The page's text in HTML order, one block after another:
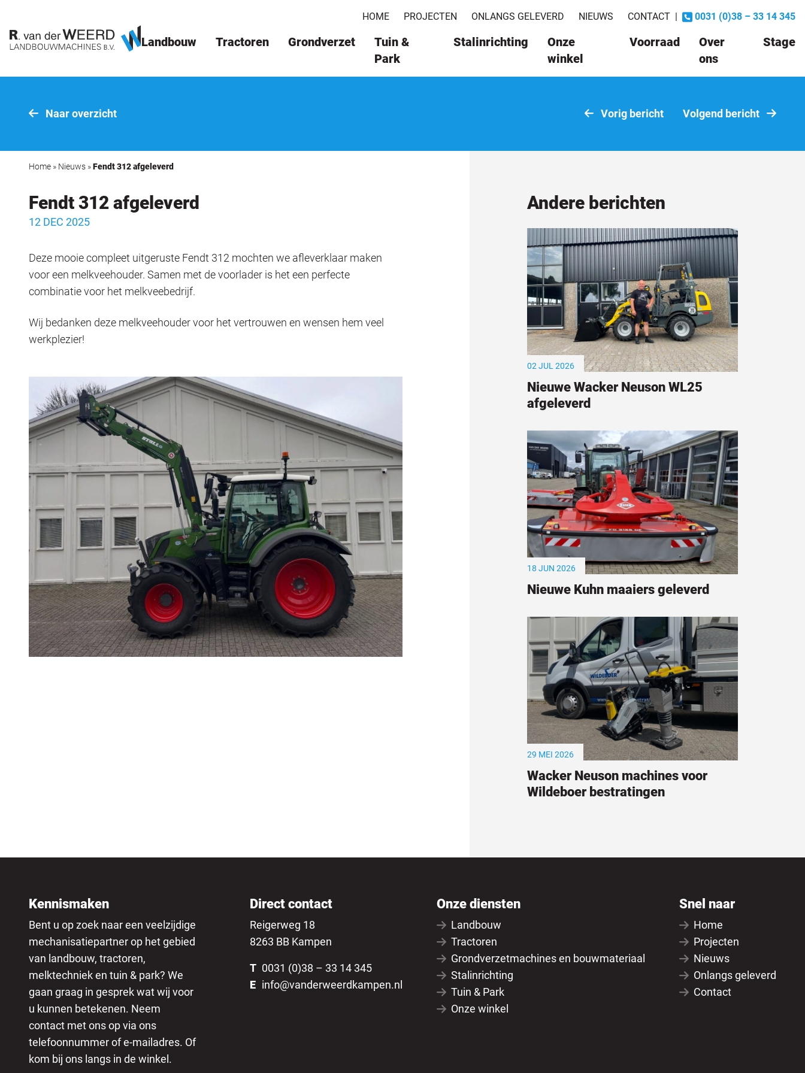
HOME PROJECTEN ONLANGS GELEVERD NIEUWS CONTACT | 0031 (0)38 – 33 14 345
Landbouw Tractoren Grondverzet
Tuin &
Park
Stalinrichting
Onze
winkel
Voorraad
Over
ons
Stage
Naar overzicht Vorig bericht Volgend bericht
Home » Nieuws »Fendt 312 afgeleverd
Fendt 312 afgeleverd
12 DEC 2025
Deze mooie compleet uitgeruste Fendt 312 mochten we afleverklaar maken
voor een melkveehouder. Samen met de voorlader is het een perfecte
combinatie voor het melkveebedrijf.
Wij bedanken deze melkveehouder voor het vertrouwen en wensen hem veel
werkplezier!
Andere berichten
02 JUL 2026
Nieuwe Wacker Neuson WL25
afgeleverd
18 JUN 2026
Nieuwe Kuhn maaiers geleverd
29 MEI 2026
Wacker Neuson machines voor
Wildeboer bestratingen
Kennismaken
Bent u op zoek naar een veelzijdige
mechanisatiepartner op het gebied
van landbouw, tractoren,
melktechniek en tuin & park? We
gaan graag in gesprek wat wij voor
u kunnen betekenen. Neem
contact met ons op via ons
telefoonnummer of e-mailadres. Of
kom bij ons langs in de winkel.
Direct contact
Reigerweg 18
8263 BB Kampen
T 0031 (0)38 – 33 14 345
E info@vanderweerdkampen.nl
Onze diensten
Landbouw
Tractoren
Grondverzetmachines en bouwmateriaal
Stalinrichting
Tuin & Park
Onze winkel
Snel naar
Home
Projecten
Nieuws
Onlangs geleverd
Contact